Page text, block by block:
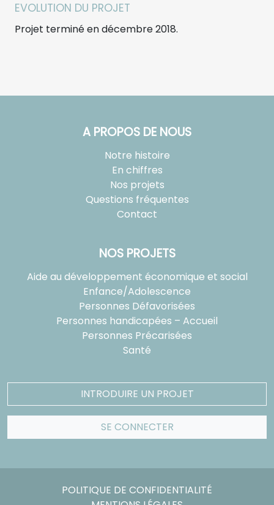
EVOLUTION DU PROJET
Projet terminé en décembre 2018.
A PROPOS DE NOUS
Notre histoire
En chiffres
Nos projets
Questions fréquentes
Contact
NOS PROJETS
Aide au développement économique et social
Enfance/Adolescence
Personnes Défavorisées
Personnes handicapées – Accueil
Personnes Précarisées
Santé
INTRODUIRE UN PROJET
SE CONNECTER
POLITIQUE DE CONFIDENTIALITÉ